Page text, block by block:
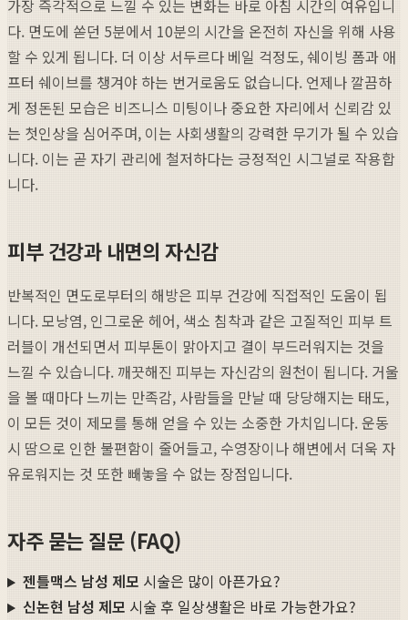
가장 즉각적으로 느낄 수 있는 변화는 바로 아침 시간의 여유입니
다. 면도에 쏟던 5분에서 10분의 시간을 온전히 자신을 위해 사용
할 수 있게 됩니다. 더 이상 서두르다 베일 걱정도, 쉐이빙 폼과 애
프터 쉐이브를 챙겨야 하는 번거로움도 없습니다. 언제나 깔끔하
게 정돈된 모습은 비즈니스 미팅이나 중요한 자리에서 신뢰감 있
는 첫인상을 심어주며, 이는 사회생활의 강력한 무기가 될 수 있습
니다. 이는 곧 자기 관리에 철저하다는 긍정적인 시그널로 작용합
니다.
피부 건강과 내면의 자신감
반복적인 면도로부터의 해방은 피부 건강에 직접적인 도움이 됩
니다. 모낭염, 인그로운 헤어, 색소 침착과 같은 고질적인 피부 트
러블이 개선되면서 피부톤이 맑아지고 결이 부드러워지는 것을
느낄 수 있습니다. 깨끗해진 피부는 자신감의 원천이 됩니다. 거울
을 볼 때마다 느끼는 만족감, 사람들을 만날 때 당당해지는 태도,
이 모든 것이 제모를 통해 얻을 수 있는 소중한 가치입니다. 운동
시 땀으로 인한 불편함이 줄어들고, 수영장이나 해변에서 더욱 자
유로워지는 것 또한 빼놓을 수 없는 장점입니다.
자주 묻는 질문 (FAQ)
젠틀맥스 남성 제모 시술은 많이 아픈가요?
신논현 남성 제모 시술 후 일상생활은 바로 가능한가요?